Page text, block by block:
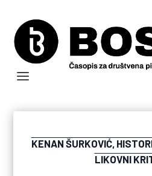
KENAN ŠURKOVIĆ,
LIKOVNI